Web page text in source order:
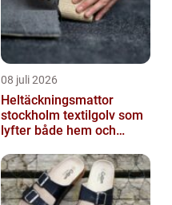
08 juli 2026
Heltäckningsmattor
stockholm textilgolv som
lyfter både hem och